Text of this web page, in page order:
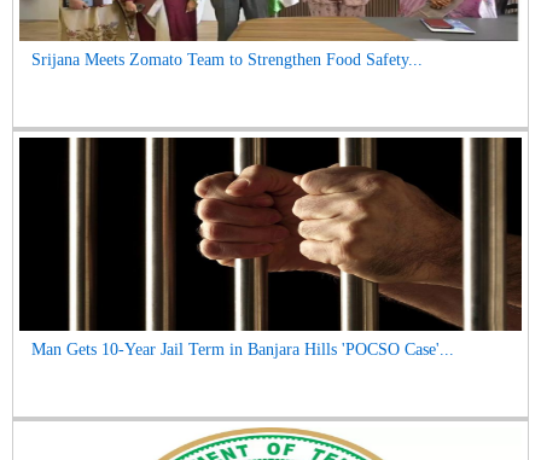
Srijana Meets Zomato Team to Strengthen Food Safety...
Man Gets 10-Year Jail Term in Banjara Hills 'POCSO Case'...